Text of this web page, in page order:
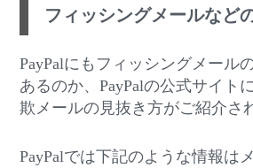
フィッシングメールなど
PayPalにもフィッシングメール
あるのか、PayPalの公式サイト
欺メールの見抜き方がご紹介さ
PayPalでは下記のような情報は